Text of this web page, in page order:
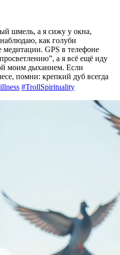
шмель, а я сижу у окна,
как голуби
GPS в телефоне
а я всё ещё иду
моим дыханием. Если
помни: крепкий дуб всегда
#TrollSpirituality